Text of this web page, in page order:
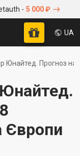
- 5 000 ₽
UA
Юнайтед. Прогноз на
Європи